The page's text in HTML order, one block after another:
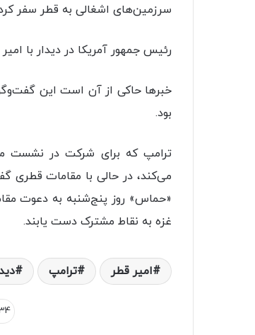
سرزمین‌های اشغالی به قطر سفر
رئیس جمهور آمریکا در دیدار با
خبرها حاکی از آن است این
بود.
ترامپ که برای شرکت در نشست
می‌کند، در حالی با مقامات قطری
«حماس» روز پنج‌شنبه به دعوت
غزه به نقاط مشترک دست یابند.
امیر قطر ترامپ